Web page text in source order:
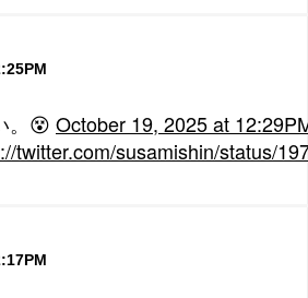
。😵 October 19, 2025 at
twitter.com/susamishin/status/